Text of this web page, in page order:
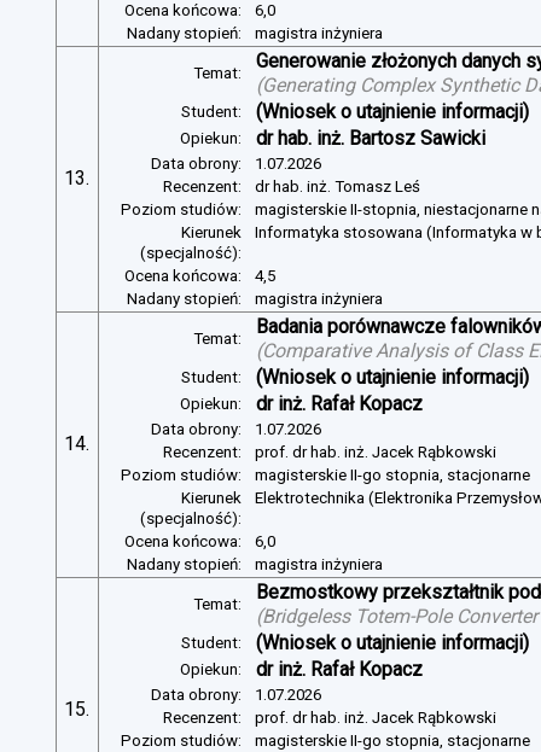
Ocena końcowa:
6,0
Nadany stopień:
magistra inżyniera
13.
Temat:
Generowanie złożonych danych
(Generating Complex Synthetic
Student: (Wniosek o utajnienie informacji)
Opiekun: dr hab. inż. Bartosz Sawicki
Data obrony:
1.07.2026
Recenzent:
dr hab. inż. Tomasz Leś
Poziom studiów:
magisterskie II-stopnia, niestacjonarne
Kierunek
(specjalność):
Informatyka stosowana (Informatyka w
Ocena końcowa:
4,5
Nadany stopień:
magistra inżyniera
14.
Temat:
Badania porównawcze
(Comparative Analysis of Class
Student: (Wniosek o utajnienie informacji)
Opiekun: dr inż. Rafał Kopacz
Data obrony:
1.07.2026
Recenzent:
prof. dr hab. inż. Jacek Rąbkowski
Poziom studiów:
magisterskie II-go stopnia, stacjonarne
Kierunek
(specjalność):
Elektrotechnika (Elektronika
Ocena końcowa:
6,0
Nadany stopień:
magistra inżyniera
15.
Temat:
Bezmostkowy przekształtnik
(Bridgeless Totem-Pole
Student: (Wniosek o utajnienie informacji)
Opiekun: dr inż. Rafał Kopacz
Data obrony:
1.07.2026
Recenzent:
prof. dr hab. inż. Jacek Rąbkowski
Poziom studiów:
magisterskie II-go stopnia, stacjonarne